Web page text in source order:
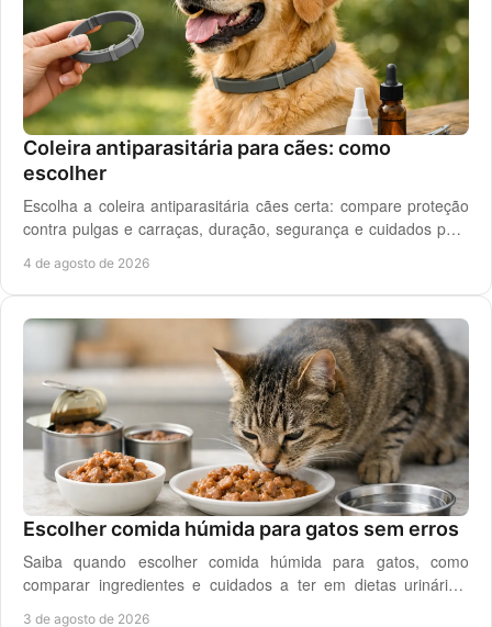
Coleira antiparasitária para cães: como
escolher
Escolha a coleira antiparasitária cães certa: compare proteção
contra pulgas e carraças, duração, segurança e cuidados para
4 de agosto de 2026
Escolher comida húmida para gatos sem erros
Saiba quando escolher comida húmida para gatos, como
comparar ingredientes e cuidados a ter em dietas urinárias,
3 de agosto de 2026